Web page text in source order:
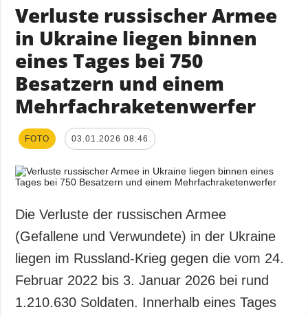
Verluste russischer Armee
in Ukraine liegen binnen
eines Tages bei 750
Besatzern und einem
Mehrfachraketenwerfer
FOTO 03.01.2026 08:46
Die Verluste der russischen Armee
(Gefallene und Verwundete) in der Ukraine
liegen im Russland-Krieg gegen die vom 24.
Februar 2022 bis 3. Januar 2026 bei rund
1.210.630 Soldaten. Innerhalb eines Tages